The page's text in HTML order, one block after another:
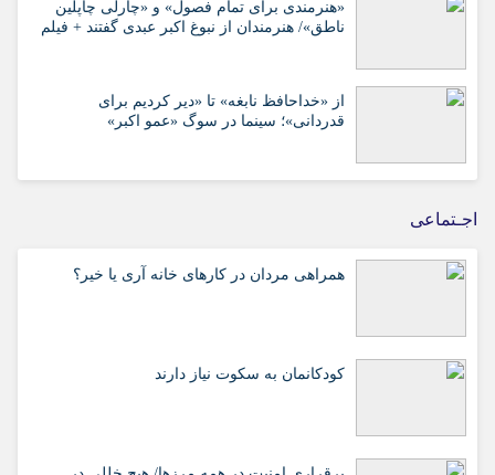
«هنرمندی برای تمام فصول» و «چارلی چاپلین
ناطق»/ هنرمندان از نبوغ اکبر عبدی گفتند + فیلم
از «خداحافظ نابغه» تا «دیر کردیم برای
قدردانی»؛ سینما در سوگ «عمو اکبر»
اجـتماعی
همراهی مردان در کارهای خانه آری یا خیر؟
کودکانمان به سکوت نیاز دارند